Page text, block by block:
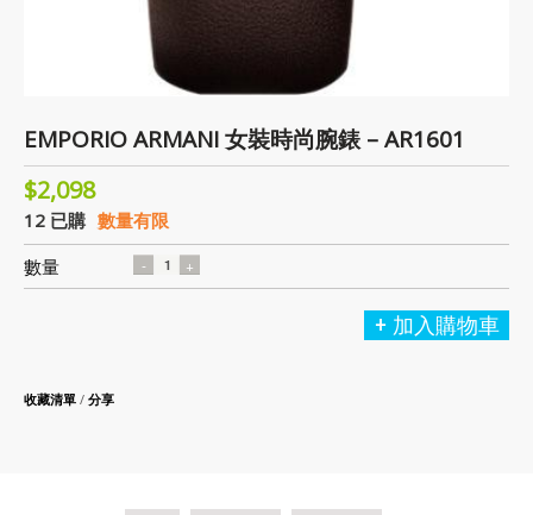
EMPORIO ARMANI 女裝時尚腕錶 – AR1601
$2,098
12 已購 數量有限
數量
加入購物車
收藏清單 / 分享